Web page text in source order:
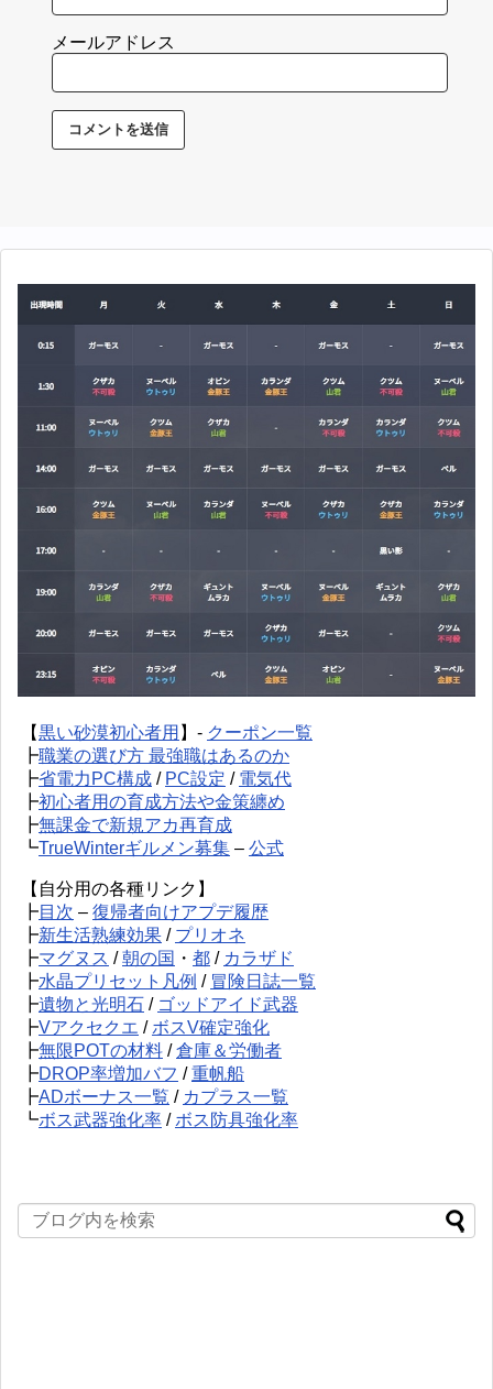
メールアドレス
【黒い砂漠初心者用 】- クーポン一覧
┣職業の選び方 最強職はあるのか
┣省電力PC構成 / PC設定 / 電気代
┣初心者用の育成方法や金策纏め
┣無課金で新規アカ再育成
┗TrueWinterギルメン募集 – 公式
【自分用の各種リンク】
┣目次 – 復帰者向けアプデ履歴
┣新生活熟練効果 / プリオネ
┣マグヌス / 朝の国 ・ 都 / カラザド
┣水晶プリセット凡例 / 冒険日誌一覧
┣遺物と光明石 / ゴッドアイド武器
┣Vアクセクエ / ボスV確定強化
┣無限POTの材料 / 倉庫＆労働者
┣DROP率増加バフ / 重帆船
┣ADボーナス一覧 / カプラス一覧
┗ボス武器強化率 / ボス防具強化率